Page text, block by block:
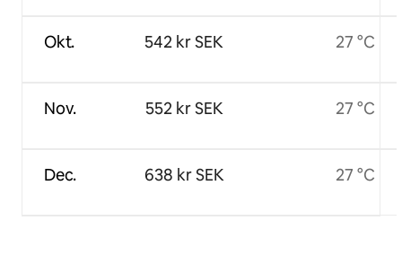
Okt.
Nov.
Dec.
542 kr SEK
552 kr SEK
638 kr SEK
27 °C
27 °C
27 °C